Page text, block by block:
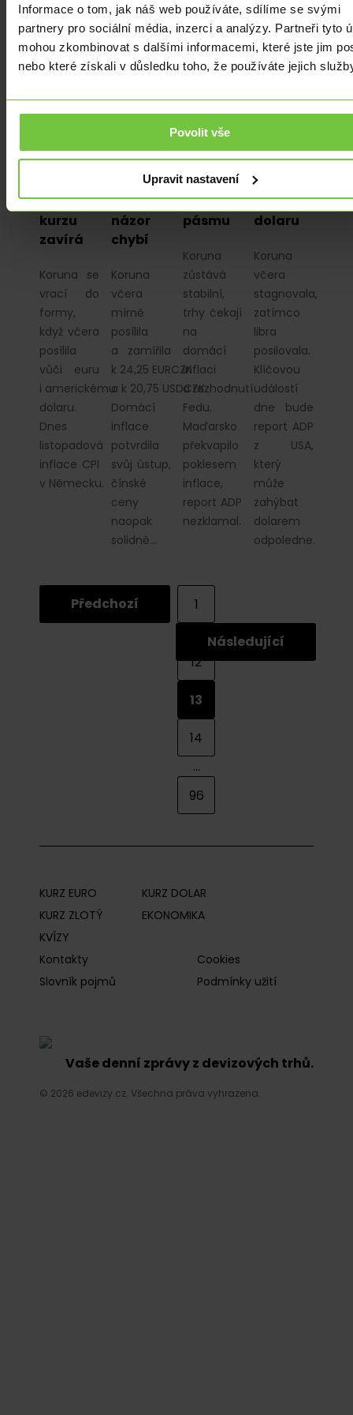
Informace o tom, jak náš web používáte, sdílíme se svými
partnery pro sociální média, inzerci a analýzy. Partneři tyto
mohou zkombinovat s dalšími informacemi, které jste jim
nebo které získali v důsledku toho, že používáte jejich
Povolit vše
Upravit nastavení
PMI v…
ANALÝZY|
se okno
zajištění
kurzu
zavírá
Koruna se
vrací do
formy,
když včera
posílila
vůči euru
i americkému
dolaru.
Dnes
listopadová
inflace CPI
v Německu.
ANALÝZY|
sazby,
jednotný
názor
chybí
Koruna
včera
mírně
posílila
a zamířila
k 24,25 EURCZK
a k 20,75 USDCZK.
Domácí
inflace
potvrdila
svůj ústup,
čínské
ceny
naopak
solidně…
ANALÝZY|
Čekání
Koruna
se drží
v úzkém
pásmu
Koruna
zůstává
stabilní,
trhy čekají
na
domácí
inflaci
a rozhodnutí
Fedu.
Maďarsko
překvapilo
poklesem
inflace,
report ADP
nezklamal.
ANALÝZY|
může
rozhodnout
o vývoji
dolaru
Koruna
včera
stagnovala,
zatímco
libra
posilovala.
Klíčovou
událostí
dne bude
report ADP
z USA,
který
může
zahýbat
dolarem
odpoledne.
Předchozí
1
12
13
14
...
96
Následující
KURZ EURO
KURZ DOLAR
KURZ ZLOTÝ
EKONOMIKA
KVÍZY
Kontakty
Cookies
Slovník pojmů
Podmínky užití
Vaše denní zprávy z devizových trhů.
© 2026 edevizy.cz. Všechna práva vyhrazena.